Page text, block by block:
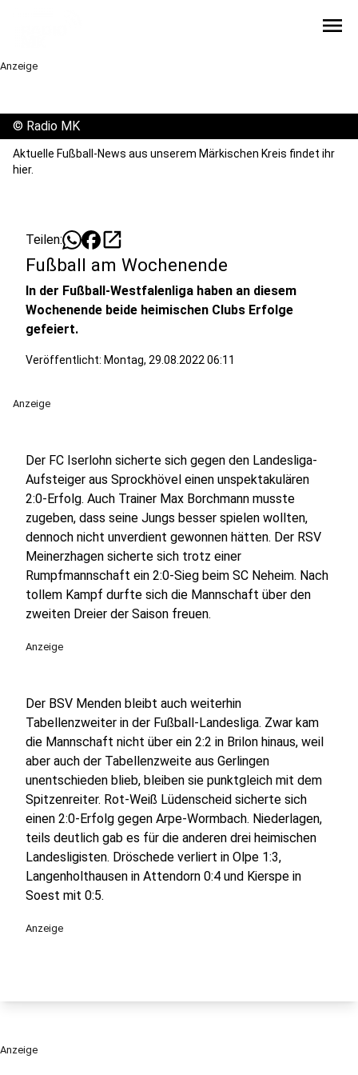
menu
Anzeige
© Radio MK
Aktuelle Fußball-News aus unserem Märkischen Kreis findet ihr
hier.
Teilen: open_in_new
Fußball am Wochenende
In der Fußball-Westfalenliga haben an diesem
Wochenende beide heimischen Clubs Erfolge
gefeiert.
Veröffentlicht: Montag, 29.08.2022 06:11
Anzeige
Der FC Iserlohn sicherte sich gegen den Landesliga-
Aufsteiger aus Sprockhövel einen unspektakulären
2:0-Erfolg. Auch Trainer Max Borchmann musste
zugeben, dass seine Jungs besser spielen wollten,
dennoch nicht unverdient gewonnen hätten. Der RSV
Meinerzhagen sicherte sich trotz einer
Rumpfmannschaft ein 2:0-Sieg beim SC Neheim. Nach
tollem Kampf durfte sich die Mannschaft über den
zweiten Dreier der Saison freuen.
Anzeige
Der BSV Menden bleibt auch weiterhin
Tabellenzweiter in der Fußball-Landesliga. Zwar kam
die Mannschaft nicht über ein 2:2 in Brilon hinaus, weil
aber auch der Tabellenzweite aus Gerlingen
unentschieden blieb, bleiben sie punktgleich mit dem
Spitzenreiter. Rot-Weiß Lüdenscheid sicherte sich
einen 2:0-Erfolg gegen Arpe-Wormbach. Niederlagen,
teils deutlich gab es für die anderen drei heimischen
Landesligisten. Dröschede verliert in Olpe 1:3,
Langenholthausen in Attendorn 0:4 und Kierspe in
Soest mit 0:5.
Anzeige
Anzeige